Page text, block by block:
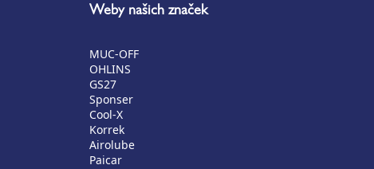
Weby našich značek
MUC-OFF
OHLINS
GS27
Sponser
Cool-X
Korrek
Airolube
Paicar